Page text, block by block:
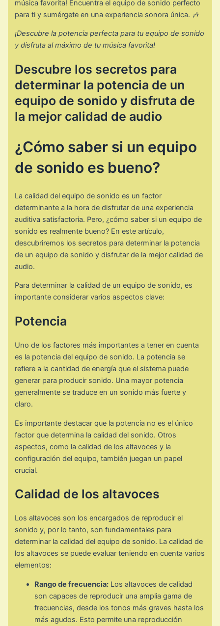
música favorita! Encuentra el equipo de sonido perfecto
para ti y sumérgete en una experiencia sonora única. 🎶
¡Descubre la potencia perfecta para tu equipo de sonido
y disfruta al máximo de tu música favorita!
Descubre los secretos para
determinar la potencia de un
equipo de sonido y disfruta de
la mejor calidad de audio
¿Cómo saber si un equipo
de sonido es bueno?
La calidad del equipo de sonido es un factor
determinante a la hora de disfrutar de una experiencia
auditiva satisfactoria. Pero, ¿cómo saber si un equipo de
sonido es realmente bueno? En este artículo,
descubriremos los secretos para determinar la potencia
de un equipo de sonido y disfrutar de la mejor calidad de
audio.
Para determinar la calidad de un equipo de sonido, es
importante considerar varios aspectos clave:
Potencia
Uno de los factores más importantes a tener en cuenta
es la potencia del equipo de sonido. La potencia se
refiere a la cantidad de energía que el sistema puede
generar para producir sonido. Una mayor potencia
generalmente se traduce en un sonido más fuerte y
claro.
Es importante destacar que la potencia no es el único
factor que determina la calidad del sonido. Otros
aspectos, como la calidad de los altavoces y la
configuración del equipo, también juegan un papel
crucial.
Calidad de los altavoces
Los altavoces son los encargados de reproducir el
sonido y, por lo tanto, son fundamentales para
determinar la calidad del equipo de sonido. La calidad de
los altavoces se puede evaluar teniendo en cuenta varios
elementos:
Rango de frecuencia: Los altavoces de calidad
son capaces de reproducir una amplia gama de
frecuencias, desde los tonos más graves hasta los
más agudos. Esto permite una reproducción